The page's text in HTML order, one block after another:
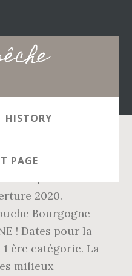
HISTORY
PAGEcependant à des
2020.
Bourgogne
! Dates pour la
1 ère catégorie. La
milieux